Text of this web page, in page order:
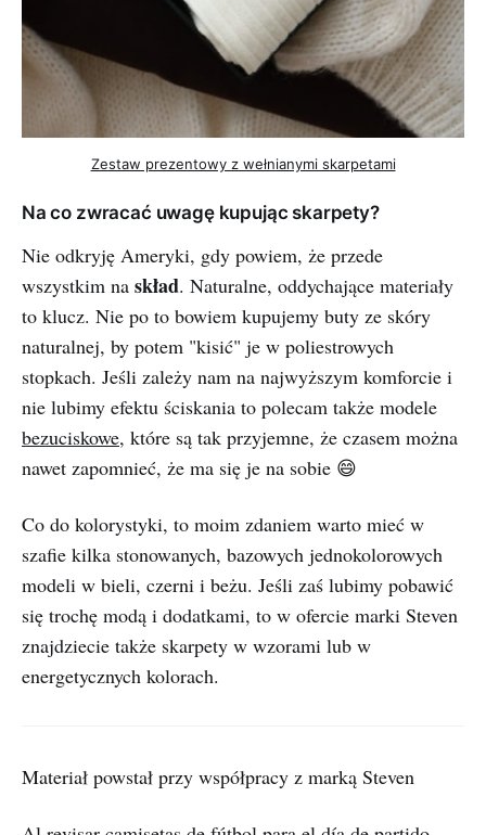
Zestaw prezentowy z wełnianymi skarpetami
Na co zwracać uwagę kupując skarpety?
Nie odkryję Ameryki, gdy powiem, że przede
wszystkim na skład. Naturalne, oddychające materiały
to klucz. Nie po to bowiem kupujemy buty ze skóry
naturalnej, by potem "kisić" je w poliestrowych
stopkach. Jeśli zależy nam na najwyższym komforcie i
nie lubimy efektu ściskania to polecam także modele
bezuciskowe, które są tak przyjemne, że czasem można
nawet zapomnieć, że ma się je na sobie 😄
Co do kolorystyki, to moim zdaniem warto mieć w
szafie kilka stonowanych, bazowych jednokolorowych
modeli w bieli, czerni i beżu. Jeśli zaś lubimy pobawić
się trochę modą i dodatkami, to w ofercie marki Steven
znajdziecie także skarpety w wzorami lub w
energetycznych kolorach.
Materiał powstał przy współpracy z marką Steven